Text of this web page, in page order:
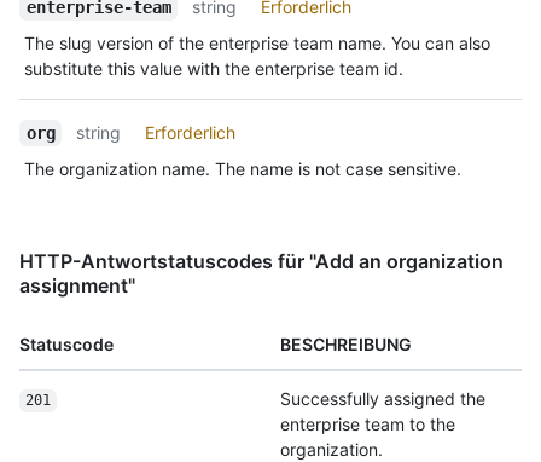
enterprise-team string
Erforderlich
The slug version of the enterprise team name. You can also
substitute this value with the enterprise team id.
org string
Erforderlich
The organization name. The name is not case sensitive.
HTTP-Antwortstatuscodes für "Add an organization
assignment"
Statuscode BESCHREIBUNG
201
Successfully assigned the
enterprise team to the
organization.